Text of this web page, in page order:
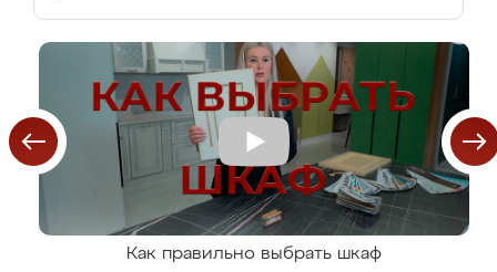
Как правильно выбрать шкаф